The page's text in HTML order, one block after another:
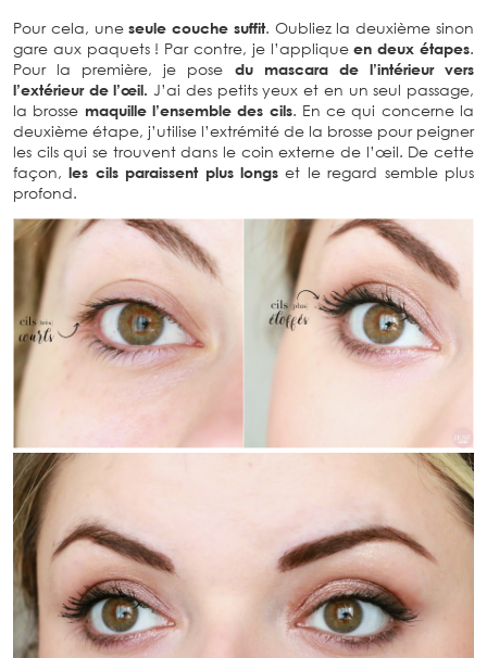
Pour cela, uneseule couche suffit. Oubliez la deuxième sinon
gare aux paquets ! Par contre, je l’appliqueen deux étapes.
Pour la première, je pose du mascara de l’intérieur vers
l’extérieur de l’œil. J’ai des petits yeux et en un seul passage,
la brosse maquille l’ensemble des cils. En ce qui concerne la
deuxième étape, j’utilise l’extrémité de la brosse pour peigner
les cils qui se trouvent dans le coin externe de l’œil. De cette
façon,les cils paraissent plus longs et le regard semble plus
profond.